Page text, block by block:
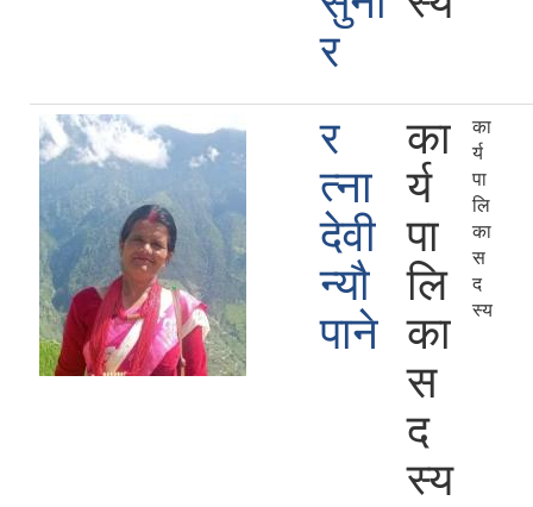
र
र
त्ना
देवी
न्यौ
पाने
का
र्य
पा
लि
का
स
द
स्य
का
र्य
पा
लि
का
स
द
स्य